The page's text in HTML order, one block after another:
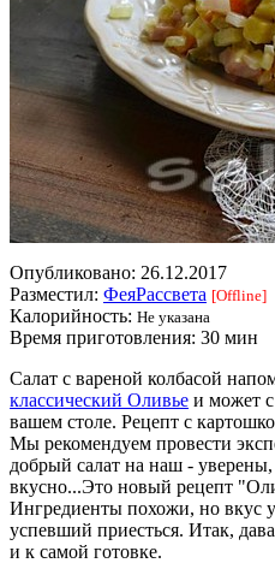
Опубликовано: 26.12.2017
Разместил: ФеяРассвета [Offline]
Калорийность: Не указана
Время приготовления: 30 мин
Салат с вареной колбасой
классический Оливье и может с
вашем столе. Рецепт с
Мы рекомендуем провести
добрый салат на наш -
вкусно...Это новый рецепт
Ингредиенты похожи, но вкус
успевший приесться. Итак,
и к самой готовке.